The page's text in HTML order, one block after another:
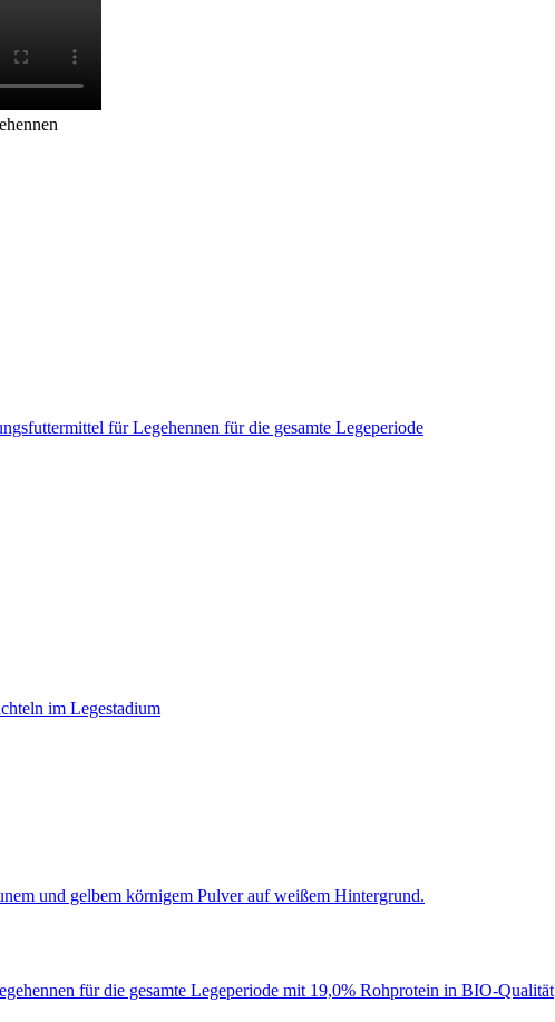
für Legehennen für die gesamte Legeperiode
im Legestadium
für die gesamte Legeperiode mit 19,0% Rohprotein in BIO-Qualität